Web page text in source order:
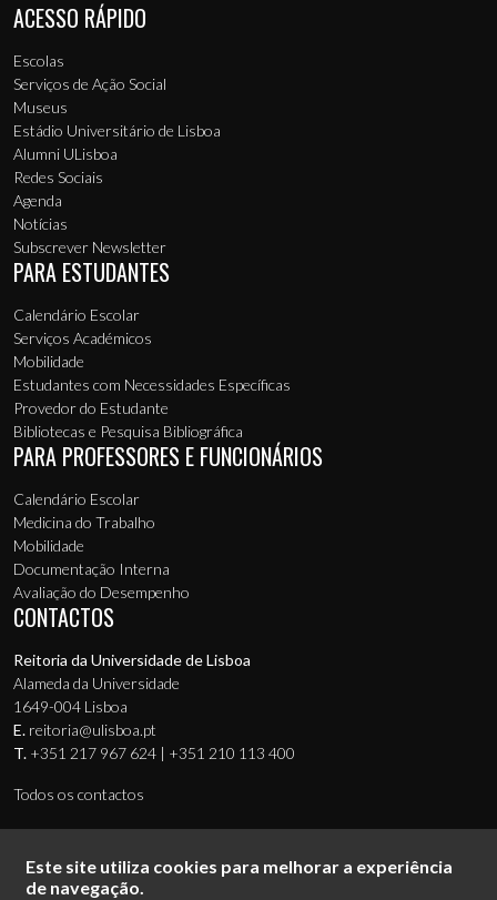
Menu de rodapé
ACESSO RÁPIDO
Escolas
Serviços de Ação Social
Museus
Estádio Universitário de Lisboa
Alumni ULisboa
Redes Sociais
Agenda
Notícias
Subscrever Newsletter
PARA ESTUDANTES
Calendário Escolar
Serviços Académicos
Mobilidade
Estudantes com Necessidades Específicas
Provedor do Estudante
Bibliotecas e Pesquisa Bibliográfica
PARA PROFESSORES E FUNCIONÁRIOS
Calendário Escolar
Medicina do Trabalho
Mobilidade
Documentação Interna
Avaliação do Desempenho
CONTACTOS
Reitoria da Universidade de Lisboa
Alameda da Universidade
1649-004 Lisboa
E. reitoria@ulisboa.pt
T. +351 217 967 624 | +351 210 113 400
Todos os contactos
Este site utiliza cookies para melhorar a experiência
de navegação.